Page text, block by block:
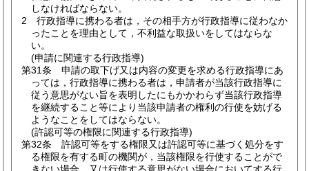
しなければならない。
2
行政指導に携わる者は，その相手方が行政指導に従わなか
ったことを理由として，不利益な取扱いをしてはならな
い。
(申請に関連する行政指導)
第31条
申請の取下げ又は内容の変更を求める行政指導にあ
っては，行政指導に携わる者は，申請者が当該行政指導に
従う意思がない旨を表明したにもかかわらず当該行政指導
を継続すること等により当該申請者の権利の行使を妨げる
ようなことをしてはならない。
(許認可等の権限に関連する行政指導)
第32条
許認可等をする権限又は許認可等に基づく処分をす
る権限を有する町の機関が，当該権限を行使することがで